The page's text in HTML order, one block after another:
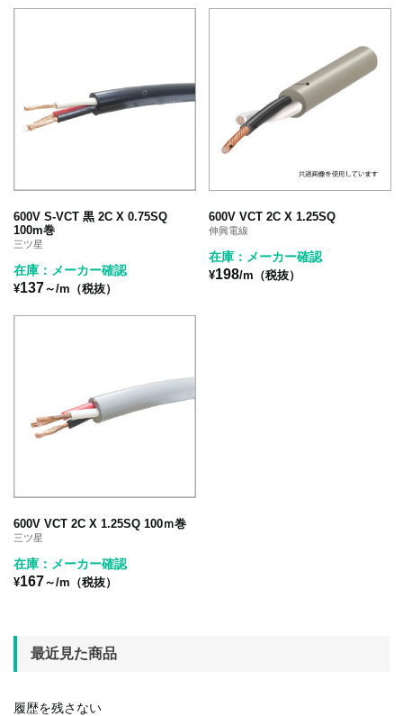
600V S-VCT 黒 2C X 0.75SQ
100m巻
三ツ星
在庫：メーカー確認
¥137～/m（税抜）
600V VCT 2C X 1.25SQ
伸興電線
在庫：メーカー確認
¥198/m（税抜）
600V VCT 2C X 1.25SQ 100ｍ巻
三ツ星
在庫：メーカー確認
¥167～/m（税抜）
最近見た商品
履歴を残さない